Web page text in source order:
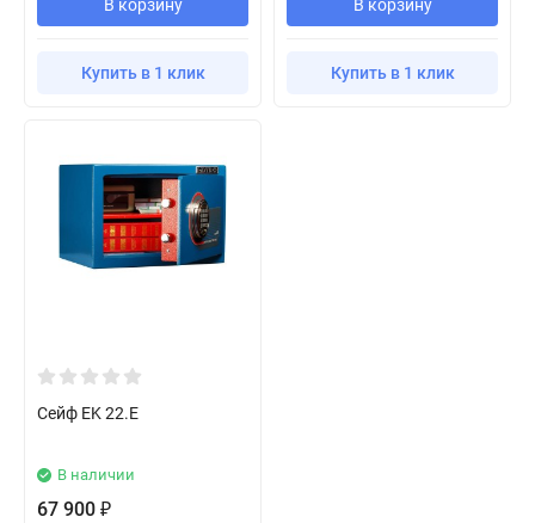
В корзину
Купить в 1 клик
В корзину
Купить в 1 клик
Сейф EK 22.E
В наличии
67 900 ₽